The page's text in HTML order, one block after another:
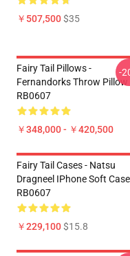
￥507,500$35
Fairy Tail Pillows -
Fernandorks Throw Pillow
RB0607
￥348,000 - ￥420,500
-
Fairy Tail Cases - Natsu
Dragneel IPhone Soft Case
RB0607
￥229,100$15.8